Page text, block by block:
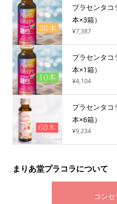
プラセンタ
本×3箱）
¥7,387
プラセンタ
本×1箱）
¥4,104
プラセンタ
本×6箱）
¥9,234
まりあ堂プラコラについて
コンセ